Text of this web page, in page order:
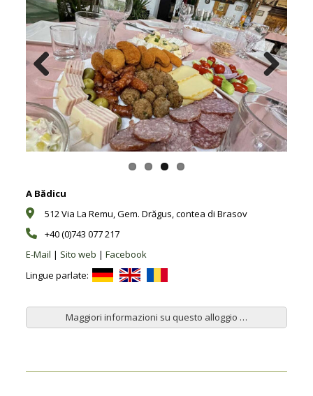
Previous Next
A Bădicu
512 Via La Remu, Gem. Drăgus, contea di Brasov
+40 (0)743 077 217
E-Mail | Sito web | Facebook
Lingue parlate:
Maggiori informazioni su questo alloggio …